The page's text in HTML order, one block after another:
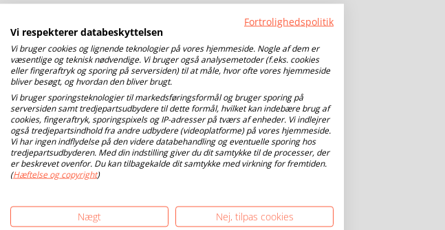
Fortrolighedspolitik
Vi respekterer databeskyttelsen
Vi bruger cookies og lignende teknologier på vores hjemmeside. Nogle af dem er
væsentlige og teknisk nødvendige. Vi bruger også analysemetoder (f.eks. cookies
eller fingeraftryk og sporing på serversiden) til at måle, hvor ofte vores hjemmeside
bliver besøgt, og hvordan den bliver brugt.
Vi bruger sporingsteknologier til markedsføringsformål og bruger sporing på
serversiden samt tredjepartsudbydere til dette formål, hvilket kan indebære brug af
cookies, fingeraftryk, sporingspixels og IP-adresser på tværs af enheder. Vi indlejrer
også tredjepartsindhold fra andre udbydere (videoplatforme) på vores hjemmeside.
Vi har ingen indflydelse på den videre databehandling og eventuelle sporing hos
tredjepartsudbyderen. Med din indstilling giver du dit samtykke til de processer, der
er beskrevet ovenfor. Du kan tilbagekalde dit samtykke med virkning for fremtiden.
(Hæftelse og copyright)
Nægt
Nej, tilpas cookies